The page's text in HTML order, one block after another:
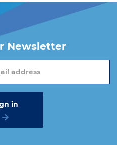
Newsletter